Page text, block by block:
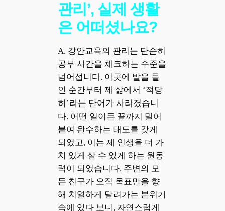
관리’, 실제 생활
은 어떠셨나요?
A. 강안교육의 관리는 단순히
공부 시간을 체크하는 수준을
넘어섭니다. 이곳에 발을 들
인 순간부터 제 삶에서 ‘적당
히’라는 단어가 사라졌습니
다. 어떤 일이든 끝까지 밀어
붙여 완수하는 태도를 갖게
되었고, 이는 제 인생을 더 가
치 있게 살 수 있게 하는 원동
력이 되었습니다. 주변의 모
든 친구가 오직 목표만을 향
해 치열하게 달려가는 분위기
속에 있다 보니, 자연스럽게